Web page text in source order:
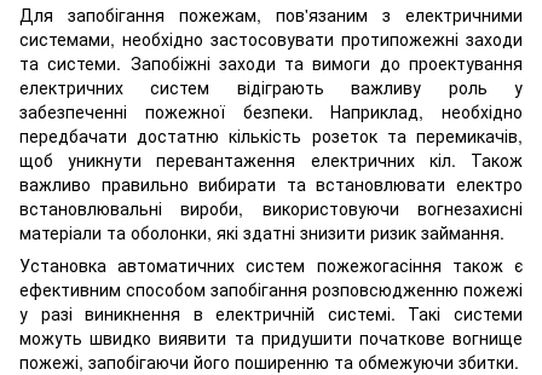
Для запобігання пожежам, пов'язаним з електричними
системами, необхідно застосовувати протипожежні заходи
та системи. Запобіжні заходи та вимоги до проектування
електричних систем відіграють важливу роль у
забезпеченні пожежної безпеки. Наприклад, необхідно
передбачати достатню кількість розеток та перемикачів,
щоб уникнути перевантаження електричних кіл. Також
важливо правильно вибирати та встановлювати електро
встановлювальні вироби, використовуючи вогнезахисні
матеріали та оболонки, які здатні знизити ризик займання.
Установка автоматичних систем пожежогасіння також є
ефективним способом запобігання розповсюдженню пожежі
у разі виникнення в електричній системі. Такі системи
можуть швидко виявити та придушити початкове вогнище
пожежі, запобігаючи його поширенню та обмежуючи збитки.